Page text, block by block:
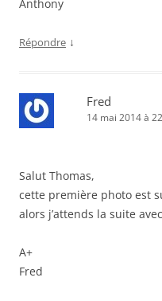
Anthony
Répondre ↓
Fred
14 mai 2014 à
Salut Thomas,
cette première photo est
alors j’attends la suite
A+
Fred